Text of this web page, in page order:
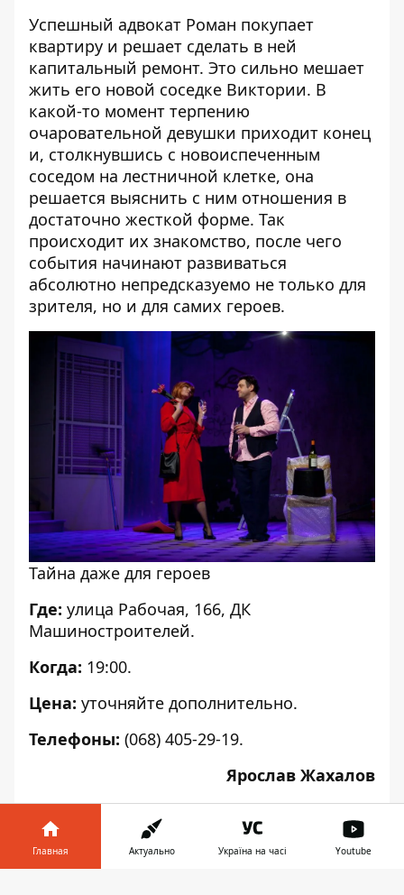
Успешный адвокат Роман покупает
квартиру и решает сделать в ней
капитальный ремонт. Это сильно мешает
жить его новой соседке Виктории. В
какой-то момент терпению
очаровательной девушки приходит конец
и, столкнувшись с новоиспеченным
соседом на лестничной клетке, она
решается выяснить с ним отношения в
достаточно жесткой форме. Так
происходит их знакомство, после чего
события начинают развиваться
абсолютно непредсказуемо не только для
зрителя, но и для самих героев.
Тайна даже для героев
Где: улица Рабочая, 166, ДК
Машиностроителей.
Когда: 19:00.
Цена: уточняйте дополнительно.
Телефоны: (068) 405-29-19.
Ярослав Жахалов
Главная Актуально Україна на часі Youtube